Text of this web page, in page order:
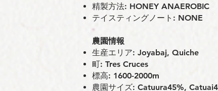
精製方法: HONEY ANAEROBIC
テイスティングノート: NONE
農園情報
⽣産エリア: Joyabaj, Quiche
町: Tres Cruces
標⾼: 1600-2000m
農園サイズ: Catuura45%,